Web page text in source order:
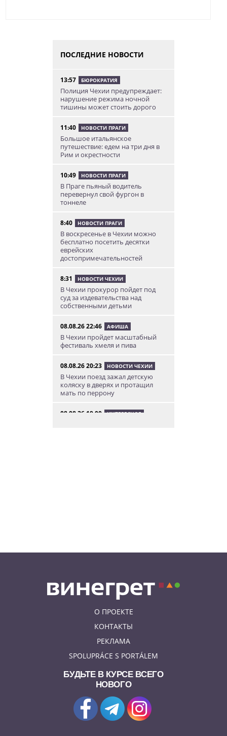
ПОСЛЕДНИЕ НОВОСТИ
13:57 БЮРОКРАТИЯ
Полиция Чехии предупреждает:
нарушение режима ночной
тишины может стоить дорого
11:40 НОВОСТИ ПРАГИ
Большое итальянское
путешествие: едем на три дня в
Рим и окрестности
10:49 НОВОСТИ ПРАГИ
В Праге пьяный водитель
перевернул свой фургон в
тоннеле
8:40 НОВОСТИ ПРАГИ
В воскресенье в Чехии можно
бесплатно посетить десятки
еврейских
достопримечательностей
8:31 НОВОСТИ ЧЕХИИ
В Чехии прокурор пойдет под
суд за издевательства над
собственными детьми
08.08.26 22:46 АФИША
В Чехии пройдет масштабный
фестиваль хмеля и пива
08.08.26 20:23 НОВОСТИ ЧЕХИИ
В Чехии поезд зажал детскую
коляску в дверях и протащил
мать по перрону
08.08.26 19:00 ИНТЕРЕСНОЕ
О ПРОЕКТЕ
КОНТАКТЫ
РЕКЛАМА
SPOLUPRÁCE S PORTÁLEM
БУДЬТЕ В КУРСЕ ВСЕГО
НОВОГО